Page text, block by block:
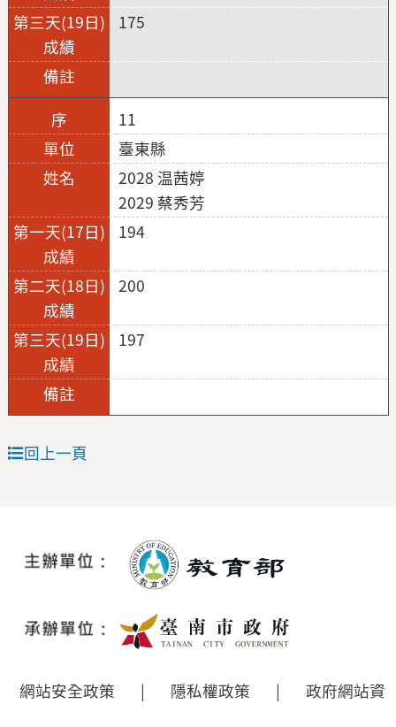
175
11
臺東縣
2028 温茜婷
2029 蔡秀芳
194
200
197
回上一頁
網站安全政策 | 隱私權政策 | 政府網站資